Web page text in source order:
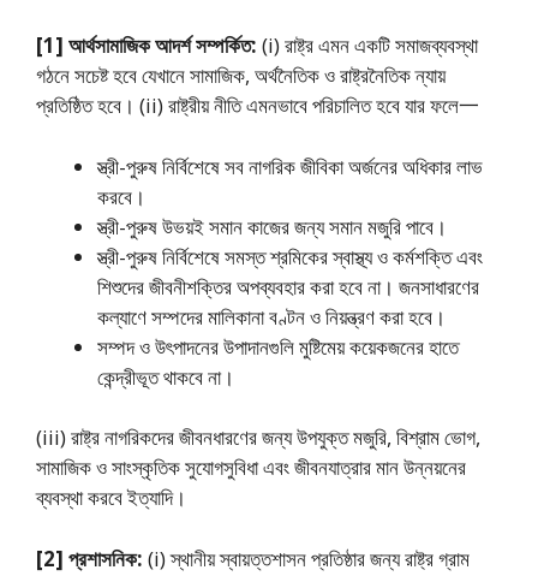
[1] আর্থসামাজিক আদর্শ সম্পর্কিত: (i) রাষ্ট্র এমন একটি সমাজব্যবস্থা
গঠনে সচেষ্ট হবে যেখানে সামাজিক, অর্থনৈতিক ও রাষ্ট্রনৈতিক ন্যায়
প্রতিষ্ঠিত হবে। (ii) রাষ্ট্রীয় নীতি এমনভাবে পরিচালিত হবে যার ফলে一
স্ত্রী-পুরুষ নির্বিশেষে সব নাগরিক জীবিকা অর্জনের অধিকার লাভ
করবে।
স্ত্রী-পুরুষ উভয়ই সমান কাজের জন্য সমান মজুরি পাবে।
স্ত্রী-পুরুষ নির্বিশেষে সমস্ত শ্রমিকের স্বাস্থ্য ও কর্মশক্তি এবং
শিশুদের জীবনীশক্তির অপব্যবহার করা হবে না। জনসাধারণের
কল্যাণে সম্পদের মালিকানা বণ্টন ও নিয়ন্ত্রণ করা হবে।
সম্পদ ও উৎপাদনের উপাদানগুলি মুষ্টিমেয় কয়েকজনের হাতে
কেন্দ্রীভূত থাকবে না।
(iii) রাষ্ট্র নাগরিকদের জীবনধারণের জন্য উপযুক্ত মজুরি, বিশ্রাম ভােগ,
সামাজিক ও সাংস্কৃতিক সুযােগসুবিধা এবং জীবনযাত্রার মান উন্নয়নের
ব্যবস্থা করবে ইত্যাদি।
[2] প্রশাসনিক: (i) স্থানীয় স্বায়ত্তশাসন প্রতিষ্ঠার জন্য রাষ্ট্র গ্রাম